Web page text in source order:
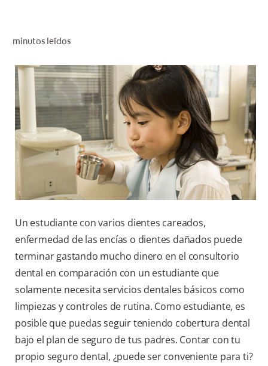
PROMOCIONES
CR (ES)
SUSCRÍBASE
minutos leídos
Un estudiante con varios dientes careados,
enfermedad de las encías o dientes dañados puede
terminar gastando mucho dinero en el consultorio
dental en comparación con un estudiante que
solamente necesita servicios dentales básicos como
limpiezas y controles de rutina. Como estudiante, es
posible que puedas seguir teniendo cobertura dental
bajo el plan de seguro de tus padres. Contar con tu
propio seguro dental, ¿puede ser conveniente para ti?